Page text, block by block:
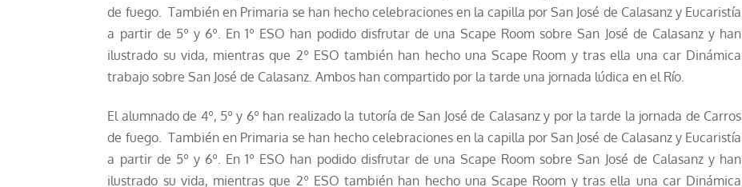
de fuego. También en Primaria se han hecho celebraciones en la capilla por San José de Calasanz y Eucaristía
a partir de 5º y 6º. En 1º ESO han podido disfrutar de una Scape Room sobreSan José de Calasanz y han
ilustrado su vida, mientras que 2º ESO también han hecho una Scape Room y tras ella una car Dinámica
trabajo sobreSan José de Calasanz. Ambos han compartido por la tarde una jornada lúdica en el Río.
El alumnado de 4º, 5º y 6º han realizado la tutoría de San José de Calasanz y por la tarde la jornada de Carros
de fuego. También en Primaria se han hecho celebraciones en la capilla por San José de Calasanz y Eucaristía
a partir de 5º y 6º. En 1º ESO han podido disfrutar de una Scape Room sobreSan José de Calasanz y han
ilustrado su vida, mientras que 2º ESO también han hecho una Scape Room y tras ella una car Dinámica